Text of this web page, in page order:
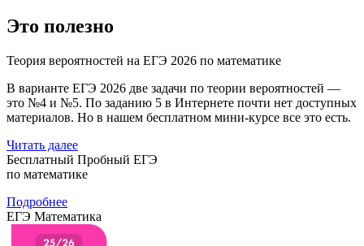
Это полезно
Теория вероятностей на ЕГЭ 2026 по математике
В варианте ЕГЭ 2026 две задачи по теории вероятностей —
это №4 и №5. По заданию 5 в Интернете почти нет доступных
материалов. Но в нашем бесплатном мини-курсе все это есть.
Читать далее
Бесплатный Пробный ЕГЭ
по математике
Подробнее
ЕГЭ Математика